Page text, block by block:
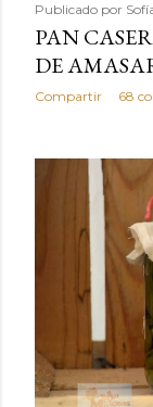
Publicado por
PAN
DE
Compartir 68